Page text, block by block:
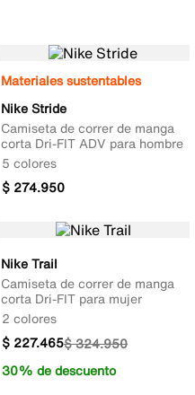
Materiales sustentables
Nike Stride
Camiseta de correr de manga
corta Dri-FIT ADV para hombre
5 colores
$ 274.950
Nike Trail
Camiseta de correr de manga
corta Dri-FIT para mujer
2 colores
$324.950
$ 227.465
30% de descuento